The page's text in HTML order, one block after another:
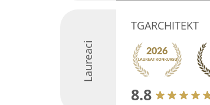
Laureaci
TGARCHITEKT
8.8